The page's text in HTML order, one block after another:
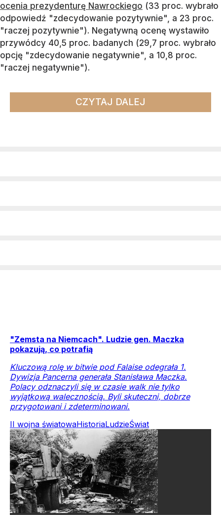
ocenia prezydenturę Nawrockiego (33 proc. wybrało
odpowiedź "zdecydowanie pozytywnie", a 23 proc.
"raczej pozytywnie"). Negatywną ocenę wystawiło
przywódcy 40,5 proc. badanych (29,7 proc. wybrało
opcję "zdecydowanie negatywnie", a 10,8 proc.
"raczej negatywnie").
CZYTAJ DALEJ
"Zemsta na Niemcach". Ludzie gen. Maczka
pokazują, co potrafią
Kluczową rolę w bitwie pod Falaise odegrała 1.
Dywizja Pancerna generała Stanisława Maczka.
Polacy odznaczyli się w czasie walk nie tylko
wyjątkową walecznością. Byli skuteczni, dobrze
przygotowani i zdeterminowani.
II wojna światowaHistoriaLudzieŚwiat